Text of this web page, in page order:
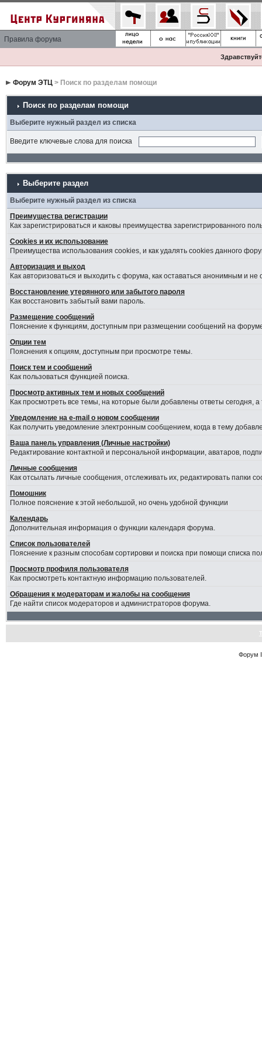
Правила форума
Форум ЭТЦ> Поиск по разделам помощи
Поиск по разделам помощи
Выберите нужный раздел из списка
Введите ключевые слова для поиска
Выберите раздел
Выберите нужный раздел из списка
Преимущества регистрации
Как зарегистрироваться и каковы преимущества зарегистрированного
Cookies и их использование
Преимущества использования cookies, и как удалять cookies данного
Авторизация и выход
Как авторизоваться и выходить с форума, как оставаться анонимным и
Восстановление утерянного или забытого пароля
Как восстановить забытый вами пароль.
Размещение сообщений
Пояснение к функциям, доступным при размещении сообщений на
Опции тем
Пояснения к опциям, доступным при просмотре темы.
Поиск тем и сообщений
Как пользоваться функцией поиска.
Просмотр активных тем и новых сообщений
Как просмотреть все темы, на которые были добавлены ответы сегодня,
Уведомление на е-mail о новом сообщении
Как получить уведомление электронным сообщением, когда в тему
Ваша панель управления (Личные настройки)
Редактирование контактной и персональной информации, аватаров,
Личные сообщения
Как отсылать личные сообщения, отслеживать их, редактировать папки
Помошник
Полное пояснение к этой небольшой, но очень удобной функции
Календарь
Дополнительная информация о функции календаря форума.
Список пользователей
Пояснение к разным способам сортировки и поиска при помощи списка
Просмотр профиля пользователя
Как просмотреть контактную информацию пользователей.
Обращения к модераторам и жалобы на сообщения
Где найти список модераторов и администраторов форума.
Форум